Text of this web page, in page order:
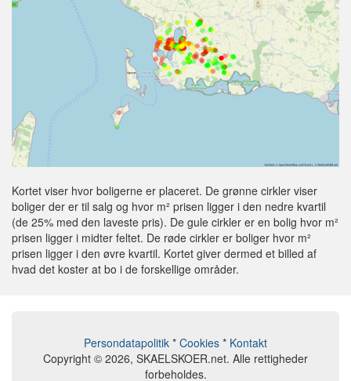
Kortet viser hvor boligerne er placeret. De grønne cirkler viser
boliger der er til salg og hvor m² prisen ligger i den nedre kvartil
(de 25% med den laveste pris). De gule cirkler er en bolig hvor m²
prisen ligger i midter feltet. De røde cirkler er boliger hvor m²
prisen ligger i den øvre kvartil. Kortet giver dermed et billed af
hvad det koster at bo i de forskellige områder.
Persondatapolitik * Cookies * Kontakt
Copyright © 2026, SKAELSKOER.net. Alle rettigheder
forbeholdes.